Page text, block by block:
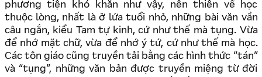
phương tiện khó khăn như vậy, nên thiên về học
thuộc lòng, nhất là ở lứa tuổi nhỏ, những bài văn vần
câu ngắn, kiểu Tam tự kinh, cứ như thế mà tụng. Vừa
để nhớ mặt chữ, vừa để nhớ ý tứ, cứ như thế mà học.
Các tôn giáo cũng truyền tải bằng các hình thức “tán”
và “tụng”, những văn bản được truyền miệng từ đời